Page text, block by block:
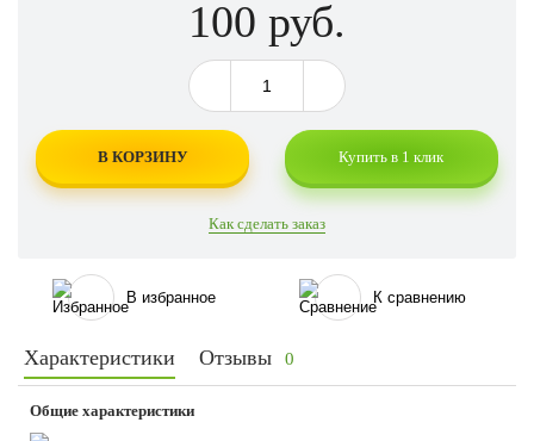
100 руб.
В КОРЗИНУ Купить в 1 клик
Как сделать заказ
В избранное К сравнению
Характеристики Отзывы 0
Общие характеристики